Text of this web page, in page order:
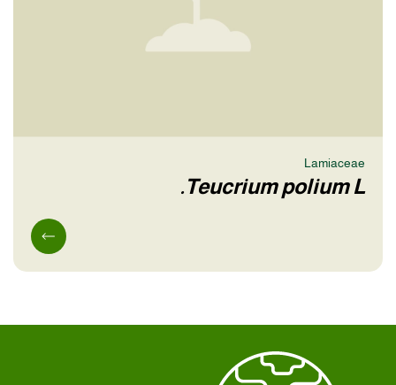
Lamiaceae
Teucrium polium L.